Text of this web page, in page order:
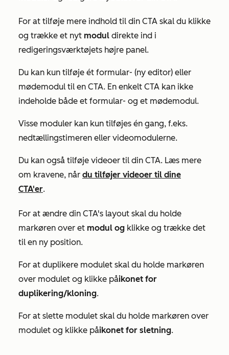
For at tilføje mere indhold til din CTA skal du klikke
og trække et nyt modul direkte ind i
redigeringsværktøjets højre panel.
Du kan kun tilføje ét formular- (ny editor) eller
mødemodul til en CTA. En enkelt CTA kan ikke
indeholde både et formular- og et mødemodul.
Visse moduler kan kun tilføjes én gang, f.eks.
nedtællingstimeren eller videomodulerne.
Du kan også tilføje videoer til din CTA. Læs mere
om kravene, når du tilføjer videoer til dine
CTA'er.
For at ændre din CTA's layout skal du holde
markøren over et modul og klikke og trække det
til en ny position.
For at duplikere modulet skal du holde markøren
over modulet og klikke påikonet for
duplikering/kloning.
For at slette modulet skal du holde markøren over
modulet og klikke påikonet for sletning.